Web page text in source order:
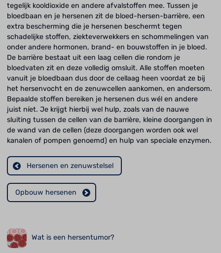
tegelijk kooldioxide en andere afvalstoffen mee. Tussen je
bloedbaan en je hersenen zit de bloed-hersen-barrière, een
extra bescherming die je hersenen beschermt tegen
schadelijke stoffen, ziekteverwekkers en schommelingen van
onder andere hormonen, brand- en bouwstoffen in je bloed.
De barrière bestaat uit een laag cellen die rondom je
bloedvaten zit en deze volledig omsluit. Alle stoffen moeten
vanuit je bloedbaan dus door de cellaag heen voordat ze bij
het hersenvocht en de zenuwcellen aankomen, en andersom.
Bepaalde stoffen bereiken je hersenen dus wél en andere
juist níet. Je krijgt hierbij wel hulp, zoals van de nauwe
sluiting tussen de cellen van de barrière, kleine doorgangen in
de wand van de cellen (deze doorgangen worden ook wel
kanalen of pompen genoemd) en hulp van speciale enzymen.
Hersenen en zenuwstelsel
Opbouw hersenen
Wat is een hersentumor?